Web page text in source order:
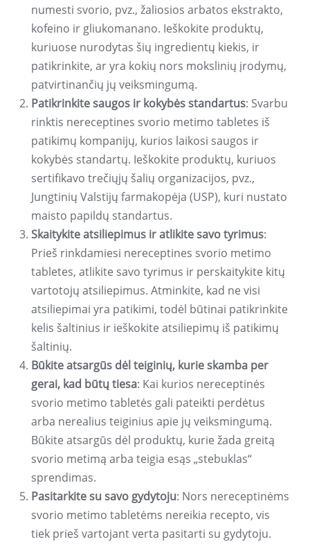
numesti svorio, pvz., žaliosios arbatos ekstrakto,
kofeino ir gliukomanano. Ieškokite produktų,
kuriuose nurodytas šių ingredientų kiekis, ir
patikrinkite, ar yra kokių nors mokslinių įrodymų,
patvirtinančių jų veiksmingumą.
Patikrinkite saugos ir kokybės standartus: Svarbu
rinktis nereceptines svorio metimo tabletes iš
patikimų kompanijų, kurios laikosi saugos ir
kokybės standartų. Ieškokite produktų, kuriuos
sertifikavo trečiųjų šalių organizacijos, pvz.,
Jungtinių Valstijų farmakopėja (USP), kuri nustato
maisto papildų standartus.
Skaitykite atsiliepimus ir atlikite savo tyrimus:
Prieš rinkdamiesi nereceptines svorio metimo
tabletes, atlikite savo tyrimus ir perskaitykite kitų
vartotojų atsiliepimus. Atminkite, kad ne visi
atsiliepimai yra patikimi, todėl būtinai patikrinkite
kelis šaltinius ir ieškokite atsiliepimų iš patikimų
šaltinių.
Būkite atsargūs dėl teiginių, kurie skamba per
gerai, kad būtų tiesa: Kai kurios nereceptinės
svorio metimo tabletės gali pateikti perdėtus
arba nerealius teiginius apie jų veiksmingumą.
Būkite atsargūs dėl produktų, kurie žada greitą
svorio metimą arba teigia esąs „stebuklas“
sprendimas.
Pasitarkite su savo gydytoju: Nors nereceptinėms
svorio metimo tabletėms nereikia recepto, vis
tiek prieš vartojant verta pasitarti su gydytoju.